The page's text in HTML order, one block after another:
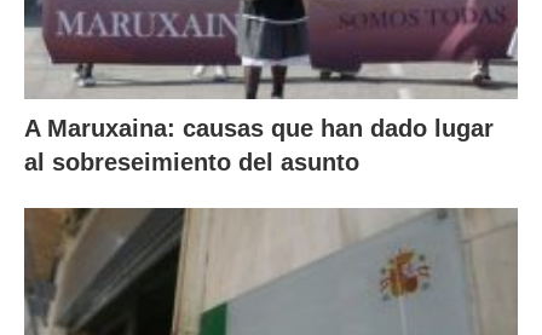
A Maruxaina: causas que han dado lugar
al sobreseimiento del asunto